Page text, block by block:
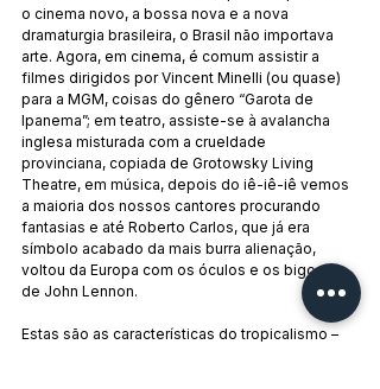
o cinema novo, a bossa nova e a nova
dramaturgia brasileira, o Brasil não importava
arte. Agora, em cinema, é comum assistir a
filmes dirigidos por Vincent Minelli (ou quase)
para a MGM, coisas do gênero “Garota de
Ipanema”; em teatro, assiste-se à avalancha
inglesa misturada com a crueldade
provinciana, copiada de Grotowsky Living
Theatre, em música, depois do iê-iê-iê vemos
a maioria dos nossos cantores procurando
fantasias e até Roberto Carlos, que já era
símbolo acabado da mais burra alienação,
voltou da Europa com os óculos e os bigodes
de John Lennon.
Estas são as características do tropicalismo –